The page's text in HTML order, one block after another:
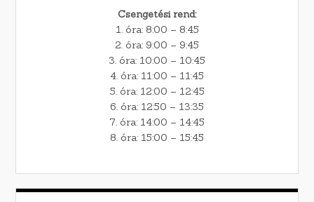
Csengetési rend:
1. óra: 8:00 – 8:45
2. óra: 9:00 – 9:45
3. óra: 10:00 – 10:45
4. óra: 11:00 – 11:45
5. óra: 12:00 – 12:45
6. óra: 12:50 – 13:35
7. óra: 14:00 – 14:45
8. óra: 15:00 – 15:45